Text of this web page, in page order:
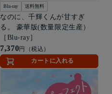
Blu-ray 送料無料
なのに、千輝くんが甘すぎ
る。 豪華版(数量限定生産）
［Blu-ray］
7,370円（税込）
カートに入れる